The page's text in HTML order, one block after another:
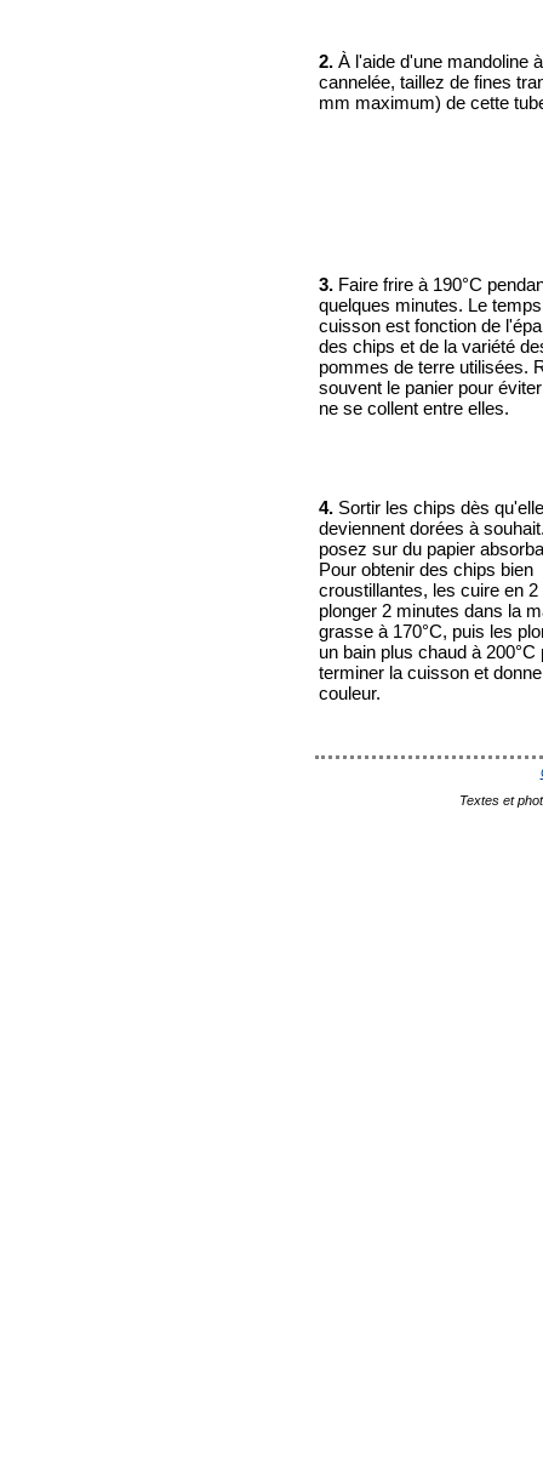
2. À l'aide d'une mandoline
cannelée, taillez de fines
mm maximum) de cette
3. Faire frire à 190°C
quelques minutes. Le
cuisson est fonction de
des chips et de la variété
pommes de terre utilisées.
souvent le panier pour
ne se collent entre elles.
4. Sortir les chips dès
deviennent dorées à
posez sur du papier
Pour obtenir des chips bien
croustillantes, les cuire en 2
plonger 2 minutes dans la
grasse à 170°C, puis les
un bain plus chaud à 200°C
terminer la cuisson et
couleur.
Textes et